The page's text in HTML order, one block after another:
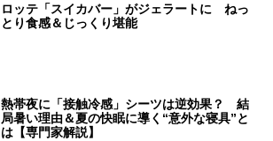
ロッテ「スイカバー」がジェラートに ねっ
とり食感＆じっくり堪能
熱帯夜に「接触冷感」シーツは逆効果？ 結
局暑い理由＆夏の快眠に導く“意外な寝具”と
は【専門家解説】